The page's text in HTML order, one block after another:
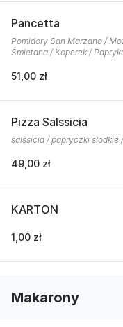
Pancetta
Pomidory San Marzano /
Śmietana / Koperek /
51,00 zł
Pizza Salssicia
salssicia / papryczki
49,00 zł
KARTON
1,00 zł
Makarony